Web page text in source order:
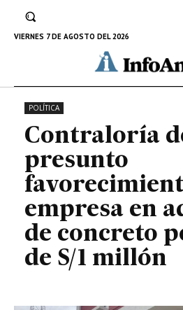
VIERNES 7 DE AGOSTO DEL 2026
adquisición de
de S/1
24 DE OCTUBRE DE
POLÍTICA
Contraloría
presunto
empresa en
de concreto
de S/1 millón